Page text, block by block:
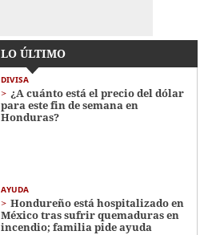
LO ÚLTIMO
DIVISA
¿A cuánto está el precio del dólar
para este fin de semana en
Honduras?
AYUDA
Hondureño está hospitalizado en
México tras sufrir quemaduras en
incendio; familia pide ayuda